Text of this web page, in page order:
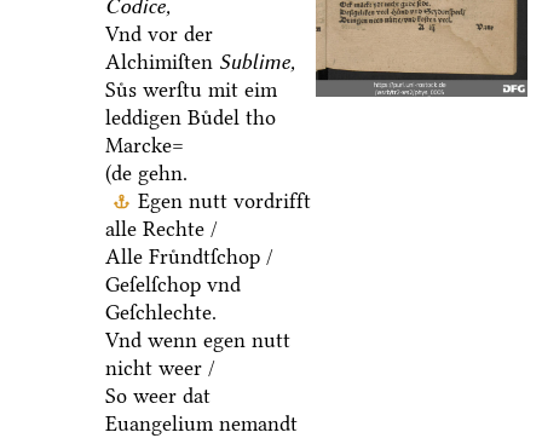
Codice,
Vnd vor der
Alchimiſten Sublime,
Suͤs werſtu mit eim
leddigen Buͤdel tho
Marcke=
(de gehn.
Egen nutt vordrifft
alle Rechte /
Alle Fruͤndtſchop /
Geſelſchop vnd
Geſchlechte.
Vnd wenn egen nutt
nicht weer /
So weer dat
Euangelium nemandt